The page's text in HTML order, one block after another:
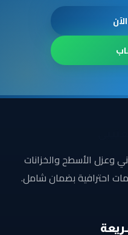
وعزل الأسطح والخزانات
احترافية بضمان شامل.